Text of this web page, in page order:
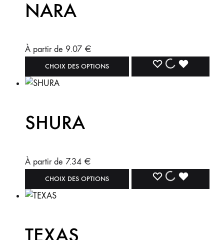
NARA
À partir de 9.07 €
CHOIX DES OPTIONS
SHURA
À partir de 7.34 €
CHOIX DES OPTIONS
TEXAS